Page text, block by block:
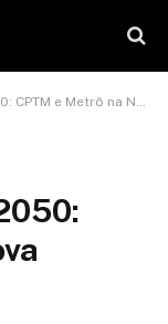
Metrô na Nova Estratégia